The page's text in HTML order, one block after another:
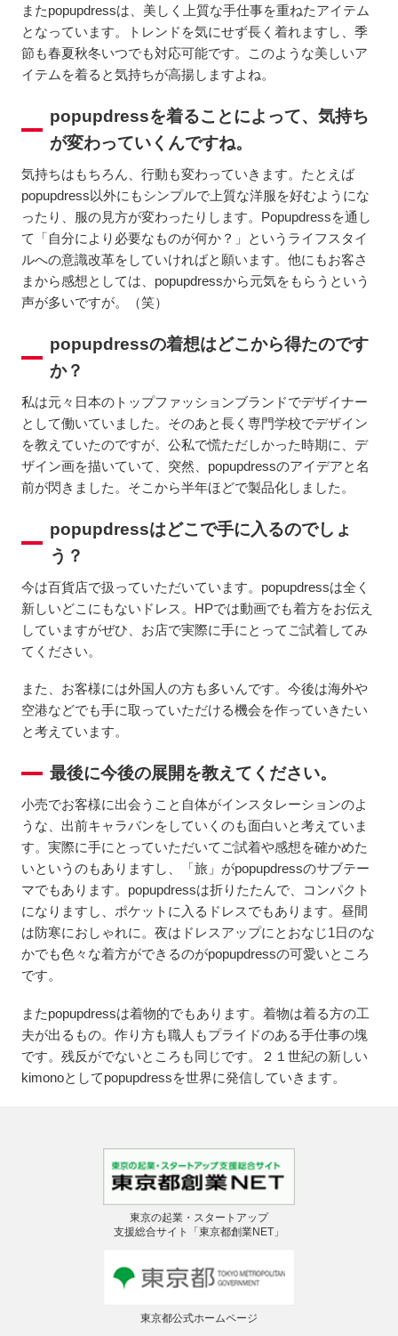
またpopupdressは、美しく上質な手仕事を重ねたアイテム
となっています。トレンドを気にせず長く着れますし、季
節も春夏秋冬いつでも対応可能です。このような美しいア
イテムを着ると気持ちが高揚しますよね。
popupdressを着ることによって、気持ち
が変わっていくんですね。
気持ちはもちろん、行動も変わっていきます。たとえば
popupdress以外にもシンプルで上質な洋服を好むようにな
ったり、服の見方が変わったりします。Popupdressを通し
て「自分により必要なものが何か？」というライフスタイ
ルへの意識改革をしていければと願います。他にもお客さ
まから感想としては、popupdressから元気をもらうという
声が多いですが。（笑）
popupdressの着想はどこから得たのです
か？
私は元々日本のトップファッションブランドでデザイナー
として働いていました。そのあと長く専門学校でデザイン
を教えていたのですが、公私で慌ただしかった時期に、デ
ザイン画を描いていて、突然、popupdressのアイデアと名
前が閃きました。そこから半年ほどで製品化しました。
popupdressはどこで手に入るのでしょ
う？
今は百貨店で扱っていただいています。popupdressは全く
新しいどこにもないドレス。HPでは動画でも着方をお伝え
していますがぜひ、お店で実際に手にとってご試着してみ
てください。
また、お客様には外国人の方も多いんです。今後は海外や
空港などでも手に取っていただける機会を作っていきたい
と考えています。
最後に今後の展開を教えてください。
小売でお客様に出会うこと自体がインスタレーションのよ
うな、出前キャラバンをしていくのも面白いと考えていま
す。実際に手にとっていただいてご試着や感想を確かめた
いというのもありますし、「旅」がpopupdressのサブテー
マでもあります。popupdressは折りたたんで、コンパクト
になりますし、ポケットに入るドレスでもあります。昼間
は防寒におしゃれに。夜はドレスアップにとおなじ1日のな
かでも色々な着方ができるのがpopupdressの可愛いところ
です。
またpopupdressは着物的でもあります。着物は着る方の工
夫が出るもの。作り方も職人もプライドのある手仕事の塊
です。残反がでないところも同じです。２１世紀の新しい
kimonoとしてpopupdressを世界に発信していきます。
東京の起業・スタートアップ
支援総合サイト「東京都創業NET」
東京都公式ホームページ